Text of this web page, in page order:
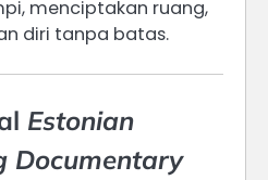
menciptakan ruang,
diri tanpa batas.
Estonian
Documentary